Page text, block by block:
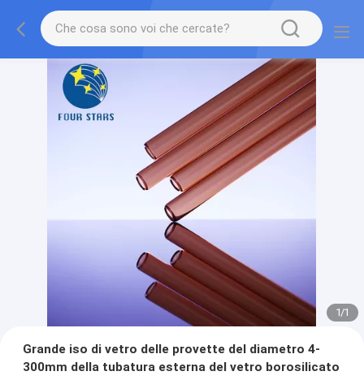
1/1
Grande iso di vetro delle provette del diametro 4-
300mm della tubatura esterna del vetro borosilicato